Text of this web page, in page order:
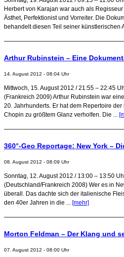
Herbert von Karajan war auch als
Ästhet, Perfektionist und Vorreiter. Die
behandelt diesen Teil seiner künstlerischen
Arthur Rubinstein – Eine
14. August 2012 - 08:04 Uhr
Mittwoch, 15. August 2012 / 21:55 – 22:45
(Frankreich 2009) Arthur Rubinstein war
20. Jahrhunderts. Er hat dem Repertoire
Chopin zu größtem Glanz verholfen. Die ...
360°-Geo Reportage: New York –
08. August 2012 - 08:09 Uhr
Sonntag, 12. August 2012 / 13:00 – 13:50
(Deutschland/Frankreich 2008) Wer es in
überall. Das dachte sich der italienische
den 40er Jahren in die ... [mehr]
Morton Feldman – Der Klang und
07. August 2012 - 08:00 Uhr